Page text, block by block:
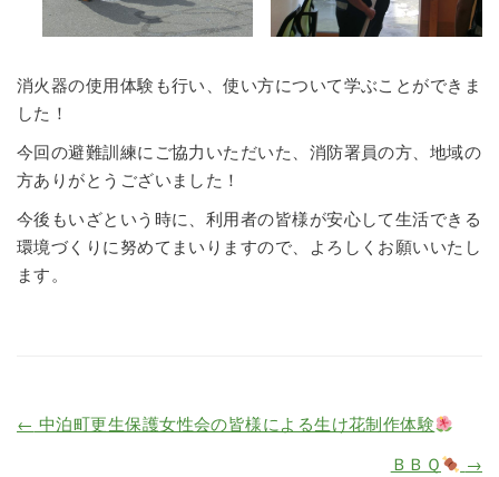
消火器の使用体験も行い、使い方について学ぶことができま
した！
今回の避難訓練にご協力いただいた、消防署員の方、地域の
方ありがとうございました！
今後もいざという時に、利用者の皆様が安心して生活できる
環境づくりに努めてまいりますので、よろしくお願いいたし
ます。
← 中泊町更生保護女性会の皆様による生け花制作体験
ＢＢＱ
→